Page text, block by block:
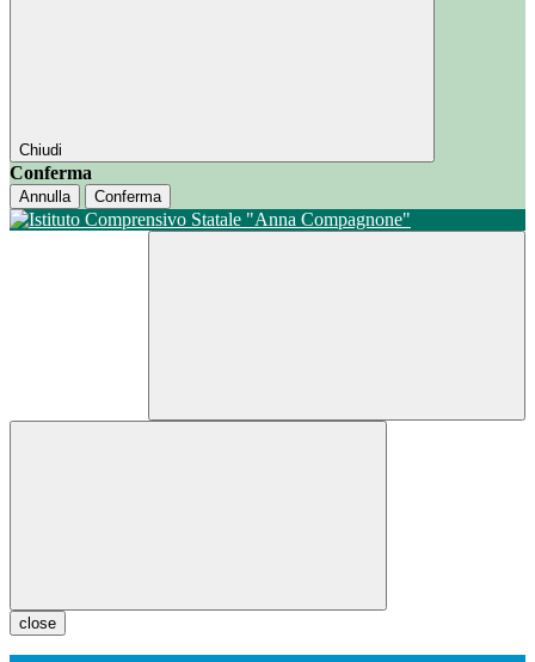
Chiudi
Conferma
Annulla Conferma
close